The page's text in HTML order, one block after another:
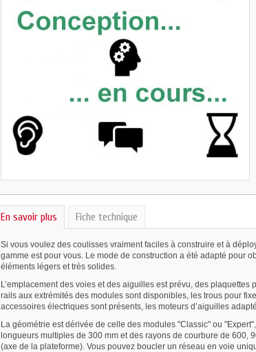
En savoir plus Fiche technique
Si vous voulez des coulisses vraiment faciles à construire et à
gamme est pour vous. Le mode de construction a été adapté pour
éléments légers et très solides.
L’emplacement des voies et des aiguilles est prévu, des plaquettes
rails aux extrémités des modules sont disponibles, les trous pour
accessoires électriques sont présents, les moteurs d’aiguilles
La géométrie est dérivée de celle des modules "Classic" ou
longueurs multiples de 300 mm et des rayons de courbure de 600,
(axe de la plateforme). Vous pouvez boucler un réseau en voie